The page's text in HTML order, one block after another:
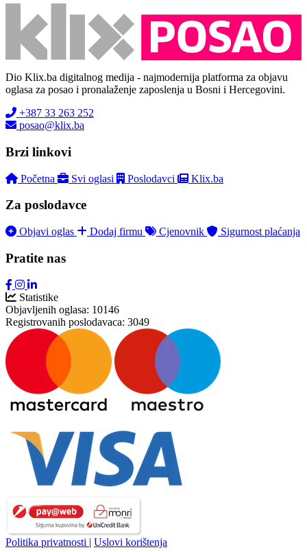
Dio Klix.ba digitalnog medija - najmodernija platforma za objavu
oglasa za posao i pronalaženje zaposlenja u Bosni i Hercegovini.
+387 33 263 252
posao@klix.ba
Brzi linkovi
Početna Svi oglasi Poslodavci Klix.ba
Za poslodavce
Objavi oglas Dodaj firmu Cjenovnik Sigurnost plaćanja
Pratite nas
Statistike
Objavljenih oglasa: 10146
Registrovanih poslodavaca: 3049
Politika privatnosti | Uslovi korištenja